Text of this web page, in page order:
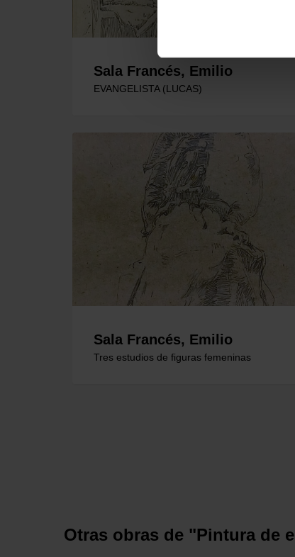
Sala Francés, Emilio
EVANGELISTA (LUCAS)
Sala Francés, Emilio
Tres estudios de figuras femeninas
Otras obras de "Pintura de